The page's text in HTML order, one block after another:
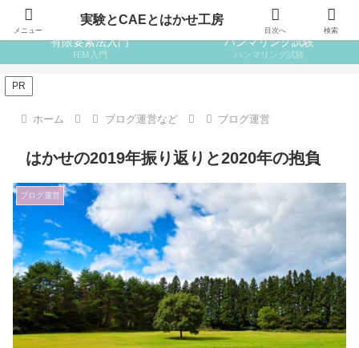
はじめての設計
はじめての金属材料
有限要素法入門
FEM入門
ハンマリング試験
ハンマリング試験
PR
ホーム ブログ運営など ブログ運営
はかせの2019年振り返りと2020年の抱負
ブログ運営
メニュー
実験とCAEとはかせ工房
目次へ 検索